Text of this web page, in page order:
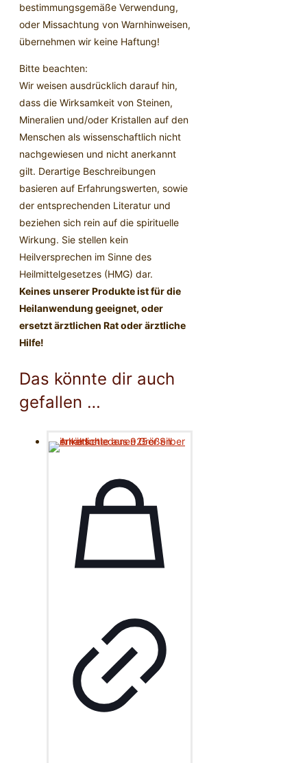
bestimmungsgemäße Verwendung,
oder Missachtung von Warnhinweisen,
übernehmen wir keine Haftung!
Bitte beachten:
Wir weisen ausdrücklich darauf hin,
dass die Wirksamkeit von Steinen,
Mineralien und/oder Kristallen auf den
Menschen als wissenschaftlich nicht
nachgewiesen und nicht anerkannt
gilt. Derartige Beschreibungen
basieren auf Erfahrungswerten, sowie
der entsprechenden Literatur und
beziehen sich rein auf die spirituelle
Wirkung. Sie stellen kein
Heilversprechen im Sinne des
Heilmittelgesetzes (HMG) dar.
Keines unserer Produkte ist für die
Heilanwendung geeignet, oder
ersetzt ärztlichen Rat oder ärztliche
Hilfe!
Das könnte dir auch
gefallen …